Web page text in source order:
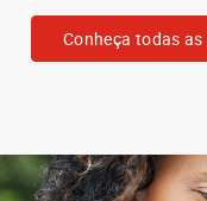
Conheça todas